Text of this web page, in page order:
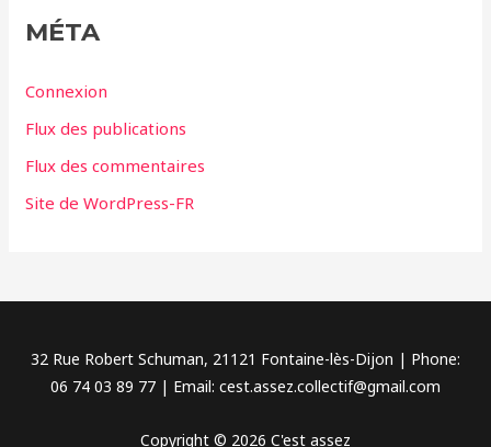
r
MÉTA
Connexion
Flux des publications
Flux des commentaires
Site de WordPress-FR
32 Rue Robert Schuman, 21121 Fontaine-lès-Dijon | Phone:
06 74 03 89 77 | Email: cest.assez.collectif@gmail.com
Copyright © 2026 C'est assez